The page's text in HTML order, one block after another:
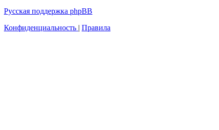
Русская поддержка phpBB
Конфиденциальность | Правила